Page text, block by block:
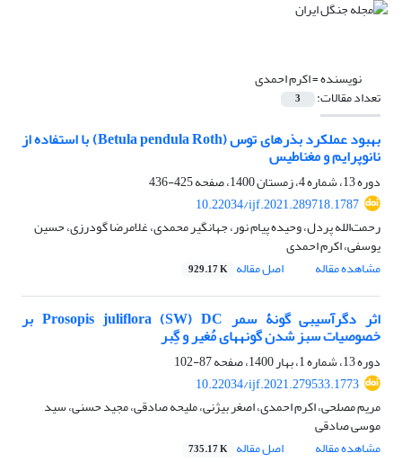
نویسنده =اکرم احمدی
تعداد مقالات: 3
بهبود عملکرد بذرهای توس (Betula pendula Roth) با استفاده از
نانوپرایم و مغناطیس
دوره 13، شماره 4، زمستان 1400، صفحه
425-436
10.22034/ijf.2021.289718.1787
رحمت‌الله پردل، وحیده پیام نور، جهانگیر محمدی، غلامرضا گودرزی، حسین
یوسفی، اکرم احمدی
مشاهده مقاله
اصل مقاله 929.17 K
اثر دگرآسیبی گونۀ سمر Prosopis juliflora (SW) DC بر
خصوصیات سبز شدن گونه‎های مُغیر و گِبر
دوره 13، شماره 1، بهار 1400، صفحه
87-102
10.22034/ijf.2021.279533.1773
مریم مصلحی، اکرم احمدی، اصغر بیژنی، ملیحه صادقی، مجید حسنی، سید
موسی صادقی
مشاهده مقاله
اصل مقاله 735.17 K